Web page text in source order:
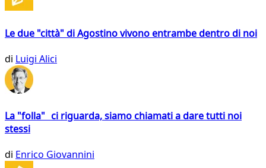
Le due "città" di Agostino vivono entrambe dentro di noi
di Luigi Alici
La "folla" ci riguarda, siamo chiamati a dare tutti noi
stessi
di Enrico Giovannini